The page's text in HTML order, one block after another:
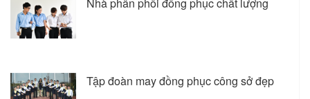
Tập đoàn may đồng phục công sở đẹp